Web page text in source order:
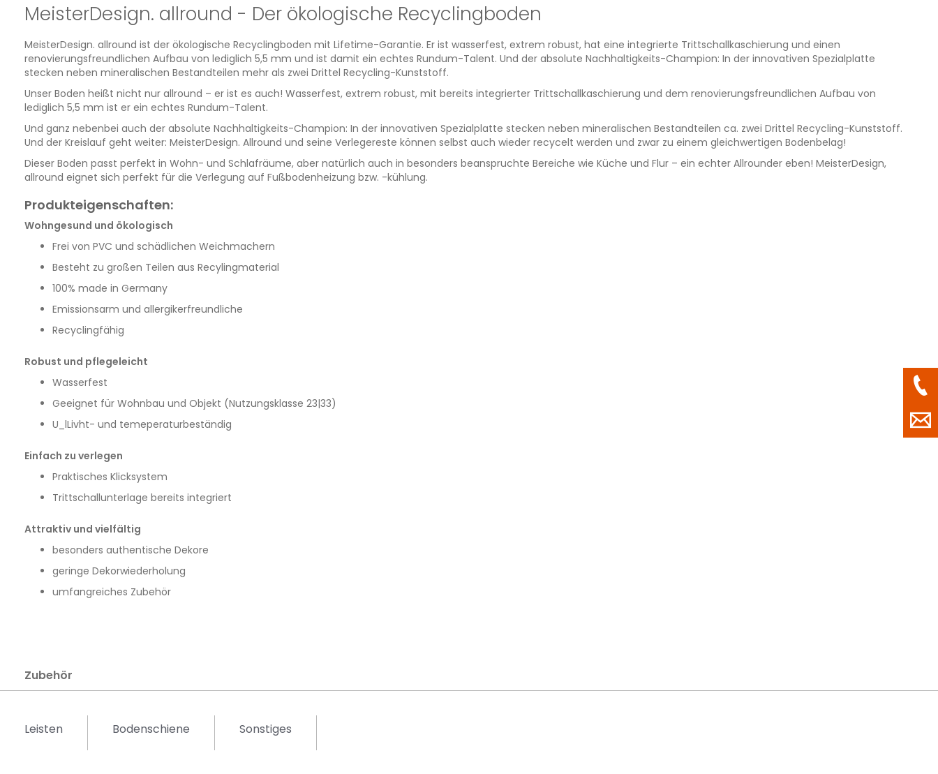
MeisterDesign. allround - Der ökologische Recyclingboden
MeisterDesign. allround ist der ökologische Recyclingboden mit Lifetime-Garantie. Er ist wasserfest, extrem robust, hat eine integrierte Trittschallkaschierung und einen
renovierungsfreundlichen Aufbau von lediglich 5,5 mm und ist damit ein echtes Rundum-Talent. Und der absolute Nachhaltigkeits-Champion: In der innovativen Spezialplatte
stecken neben mineralischen Bestandteilen mehr als zwei Drittel Recycling-Kunststoff.
Unser Boden heißt nicht nur allround – er ist es auch! Wasserfest, extrem robust, mit bereits integrierter Trittschallkaschierung und dem renovierungsfreundlichen Aufbau von
lediglich 5,5 mm ist er ein echtes Rundum-Talent.
Und ganz nebenbei auch der absolute Nachhaltigkeits-Champion: In der innovativen Spezialplatte stecken neben mineralischen Bestandteilen ca. zwei Drittel Recycling-Kunststoff.
Und der Kreislauf geht weiter: MeisterDesign. Allround und seine Verlegereste können selbst auch wieder recycelt werden und zwar zu einem gleichwertigen Bodenbelag!
Dieser Boden passt perfekt in Wohn- und Schlafräume, aber natürlich auch in besonders beanspruchte Bereiche wie Küche und Flur – ein echter Allrounder eben! MeisterDesign,
allround eignet sich perfekt für die Verlegung auf Fußbodenheizung bzw. -kühlung.
Produkteigenschaften:
Wohngesund und ökologisch
Frei von PVC und schädlichen Weichmachern
Besteht zu großen Teilen aus Recylingmaterial
100% made in Germany
Emissionsarm und allergikerfreundliche
Recyclingfähig
Robust und pflegeleicht
Wasserfest
Geeignet für Wohnbau und Objekt (Nutzungsklasse 23|33)
U_lLivht- und temeperaturbeständig
Einfach zu verlegen
Praktisches Klicksystem
Trittschallunterlage bereits integriert
Attraktiv und vielfältig
besonders authentische Dekore
geringe Dekorwiederholung
umfangreiches Zubehör
Zubehör
Leisten Bodenschiene Sonstiges